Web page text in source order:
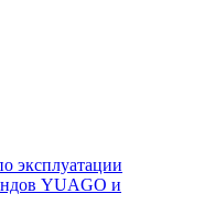
эксплуатации
YUAGO и